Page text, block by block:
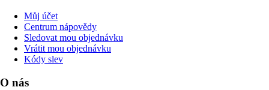
Můj účet
Centrum nápovědy
Sledovat mou objednávku
Vrátit mou objednávku
Kódy slev
O nás